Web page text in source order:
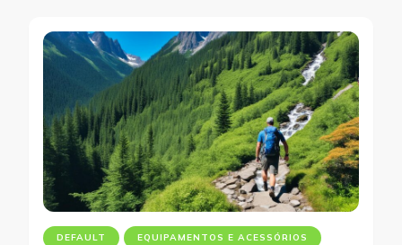
DEFAULT EQUIPAMENTOS E ACESSÓRIOS